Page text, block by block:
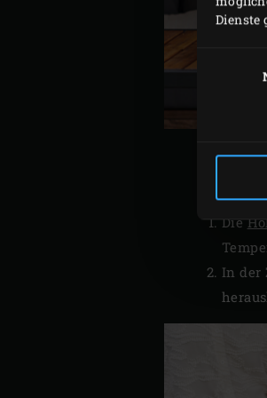
Dienste
Die
In der